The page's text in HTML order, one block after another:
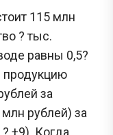
115 млн
? тыс.
равны 0,5?
продукцию
за
рублей) за
+9). Когда